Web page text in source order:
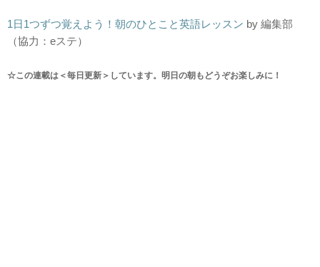
1日1つずつ覚えよう！朝のひとこと英語レッスン by 編集部
（協力：eステ）
☆この連載は＜毎日更新＞しています。明日の朝もどうぞお楽しみに！